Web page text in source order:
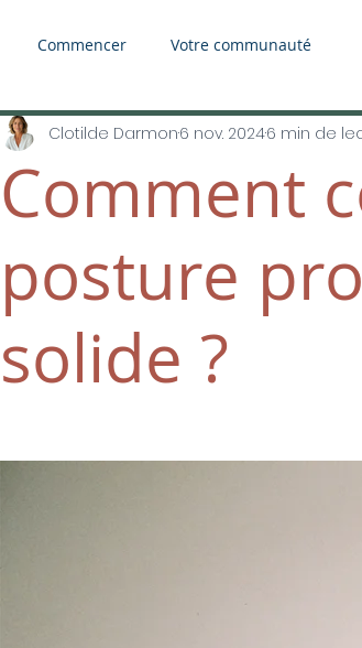
Commencer Votre communauté
Comment
posture
solide ?
Clotilde Darmon6 nov. 20246 min de